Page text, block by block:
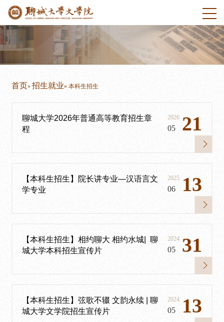
首页»招生就业» 本科生招生
聊城大学2026年普通高等教育招生章
程
2026
05 21
【本科生招生】院长讲专业—汉语言文
学专业
2025
06 13
【本科生招生】相约聊大 相约水城| 聊
城大学本科招生宣传片
2024
05 31
【本科生招生】弦歌不辍 文韵永续 | 聊
城大学文学院招生宣传片
2024
05 13